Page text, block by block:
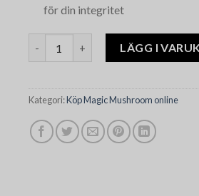
för din integritet
Pearly Gates Magic Mushrooms
LÄGG I
Kategori:Köp Magic Mushroom online